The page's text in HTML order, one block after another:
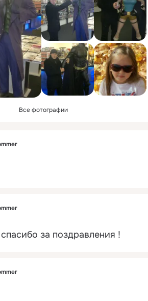
Все фотографии
за поздравления !